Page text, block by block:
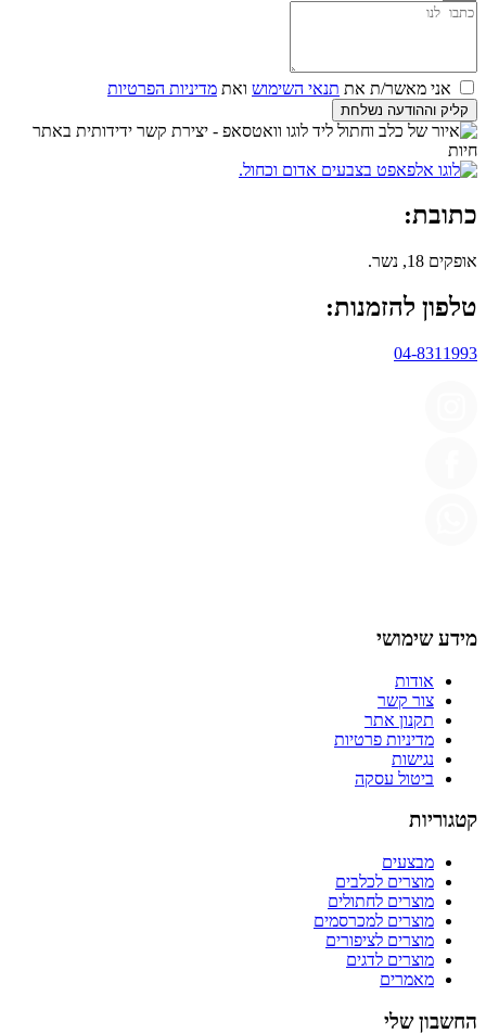
אני מאשר/ת את תנאי השימוש ואת מדיניות הפרטיות
קליק וההודעה נשלחת
כתובת:
אופקים 18, נשר.
טלפון להזמנות:
04-8311993
מידע שימושי
אודות
צור קשר
תקנון אתר
מדיניות פרטיות
נגישות
ביטול עסקה
קטגוריות
מבצעים
מוצרים לכלבים
מוצרים לחתולים
מוצרים למכרסמים
מוצרים לציפורים
מוצרים לדגים
מאמרים
החשבון שלי